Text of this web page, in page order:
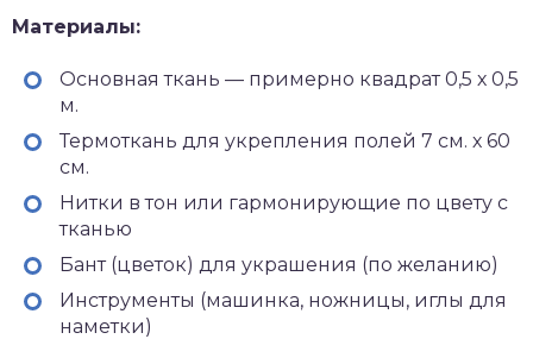
Материалы:
Основная ткань — примерно квадрат 0,5 х 0,5
м.
Термоткань для укрепления полей 7 см. х 60
см.
Нитки в тон или гармонирующие по цвету с
тканью
Бант (цветок) для украшения (по желанию)
Инструменты (машинка, ножницы, иглы для
наметки)